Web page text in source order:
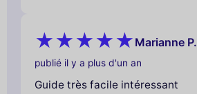
Marianne P.
publié il y a plus d'un an
Guide très facile intéressant